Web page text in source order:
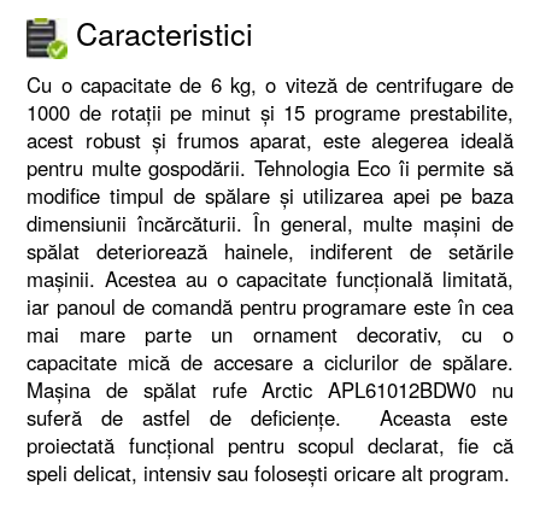
Caracteristici
Cu o capacitate de 6 kg, o viteză de centrifugare de
1000 de rotații pe minut și 15 programe prestabilite,
acest robust și frumos aparat, este alegerea ideală
pentru multe gospodării. Tehnologia Eco îi permite să
modifice timpul de spălare și utilizarea apei pe baza
dimensiunii încărcăturii. În general, multe mașini de
spălat deteriorează hainele, indiferent de setările
mașinii. Acestea au o capacitate funcțională limitată,
iar panoul de comandă pentru programare este în cea
mai mare parte un ornament decorativ, cu o
capacitate mică de accesare a ciclurilor de spălare.
Mașina de spălat rufe Arctic APL61012BDW0 nu
suferă de astfel de deficiențe. Aceasta este
proiectată funcțional pentru scopul declarat, fie că
speli delicat, intensiv sau folosești oricare alt program.